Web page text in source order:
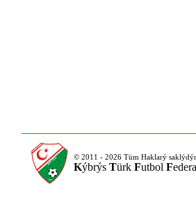
© 2011 - 2026 Tüm Haklarý saklýdýr.
Kýbrýs Türk Futbol F